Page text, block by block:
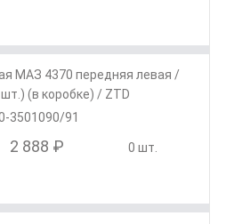
МАЗ 4370 передняя левая /
(в коробке) / ZTD
3501090/91
2 888 ₽ 0 шт.